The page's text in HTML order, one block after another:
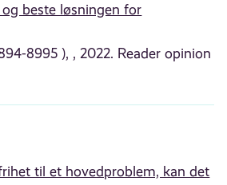
beste løsningen for
8995 ), , 2022. Reader opinion
til et hovedproblem, kan det